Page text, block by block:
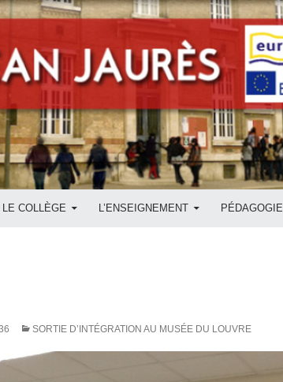
LE COLLÈGE L’ENSEIGNEMENT PÉDAGOGIE
SORTIE D’INTÉGRATION AU MUSÉE DU LOUVRE